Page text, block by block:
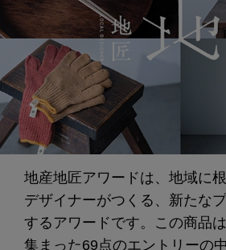
地産地匠アワードは、地域に
デザイナーがつくる、新たな
するアワードです。この商品
集まった69点のエントリーの